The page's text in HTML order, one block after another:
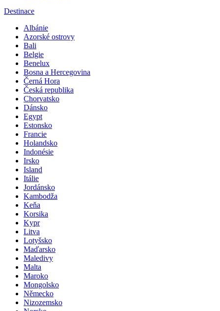
Albánie
Azorské ostrovy
Bali
Belgie
Benelux
Bosna a Hercegovina
Černá Hora
Česká republika
Chorvatsko
Dánsko
Egypt
Estonsko
Francie
Holandsko
Indonésie
Irsko
Island
Itálie
Jordánsko
Kambodža
Keňa
Korsika
Kypr
Litva
Lotyšsko
Maďarsko
Maledivy
Malta
Maroko
Mongolsko
Německo